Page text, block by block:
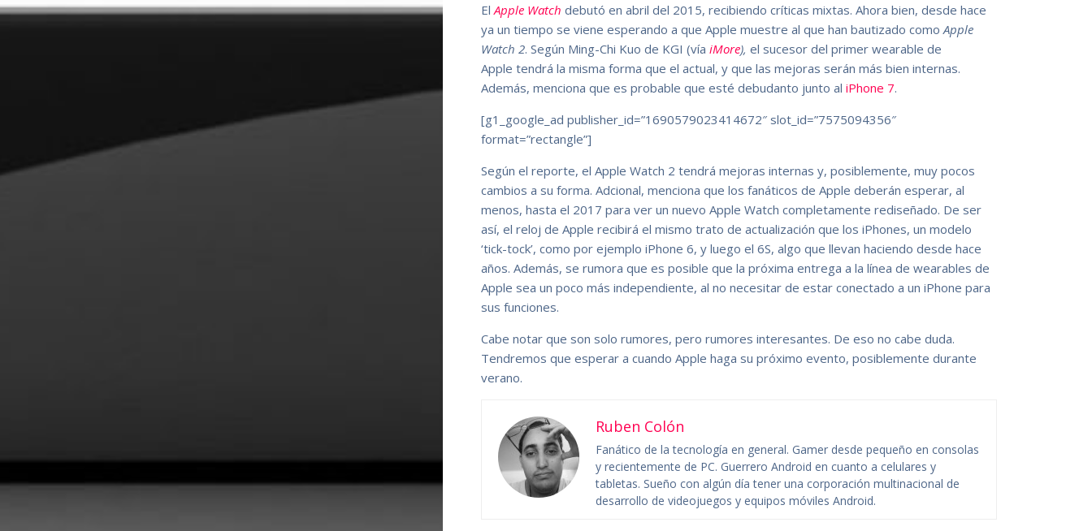
ElApple Watch debutó en abril del 2015, recibiendo críticas mixtas. Ahora bien, desde hace
ya un tiempo se viene esperando a que Apple muestre al que han bautizado comoApple
Watch 2. Según Ming-Chi Kuo de KGI (víaiMore), el sucesor del primer wearable de
Apple tendrá la misma forma que el actual, y que las mejoras serán más bien internas.
Además, menciona que es probable que esté debudanto junto aliPhone 7.
[g1_google_ad publisher_id=”1690579023414672″ slot_id=”7575094356″
format=”rectangle”]
Según el reporte, el Apple Watch 2 tendrá mejoras internas y, posiblemente, muy pocos
cambios a su forma. Adcional, menciona que los fanáticos de Apple deberán esperar, al
menos, hasta el 2017 para ver un nuevo Apple Watch completamente rediseñado. De ser
así, el reloj de Apple recibirá el mismo trato de actualización que los iPhones, un modelo
‘tick-tock’, como por ejemplo iPhone 6, y luego el 6S, algo que llevan haciendo desde hace
años. Además, se rumora que es posible que la próxima entrega a la línea de wearables de
Apple sea un poco más independiente, al no necesitar de estar conectado a un iPhone para
sus funciones.
Cabe notar que son solo rumores, pero rumores interesantes. De eso no cabe duda.
Tendremos que esperar a cuando Apple haga su próximo evento, posiblemente durante
verano.
Ruben Colón
Fanático de la tecnología en general. Gamer desde pequeño en consolas
y recientemente de PC. Guerrero Android en cuanto a celulares y
tabletas. Sueño con algún día tener una corporación multinacional de
desarrollo de videojuegos y equipos móviles Android.